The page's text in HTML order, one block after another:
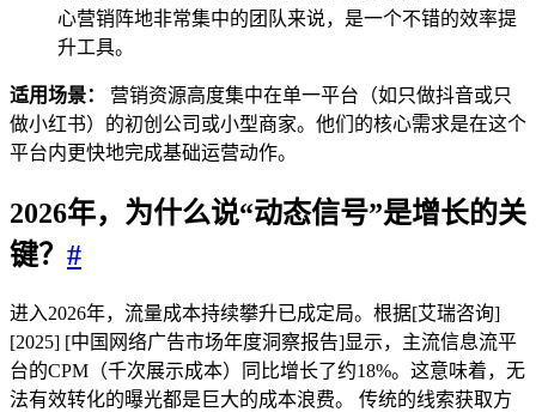
心营销阵地非常集中的团队来说，是一个不错的效率提
升工具。
适用场景：
营销资源高度集中在单一平台（如只做抖音或只
做小红书）的初创公司或小型商家。他们的核心需求是在这个
平台内更快地完成基础运营动作。
2026年，为什么说“动态信号”是增长的关
键？ #
进入2026年，流量成本持续攀升已成定局。根据[艾瑞咨询]
[2025] [中国网络广告市场年度洞察报告]显示，主流信息流平
台的CPM（千次展示成本）同比增长了约18%。这意味着，无
法有效转化的曝光都是巨大的成本浪费。 传统的线索获取方